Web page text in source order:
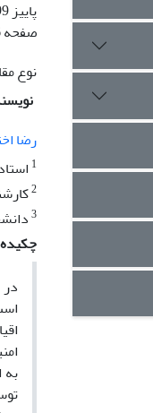
پاییز 1399
صفحه
نوع
رضا
1
2
3
چکیده